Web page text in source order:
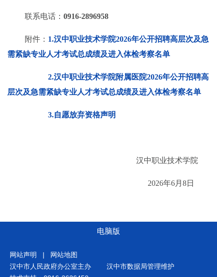
联系电话： 0916-2896958
附件 ： 1.汉中职业技术学院2026年公开招聘高层次及急
需紧缺专业人才考试总成绩及进入体检考察名单
2.汉中职业技术学院附属医院2026年公开招聘高
层次及急需紧缺专业人才考试总成绩及进入体检考察名单
3.自愿放弃资格声明
汉中职业技术学院
2026年6月 8日
电脑版
网站声明 |
网站地图
汉中市人民政府办公室主办
汉中市数据局管理维护